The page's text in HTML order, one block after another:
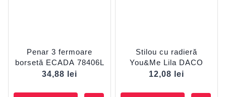
Penar 3 fermoare
borsetă ECADA 78406L
34,88
lei
Stilou cu radieră
You&Me Lila DACO
12,08
lei